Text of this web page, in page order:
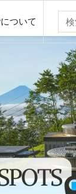
ついて